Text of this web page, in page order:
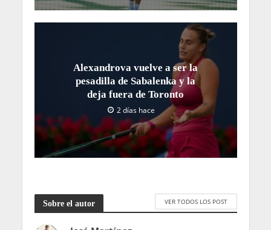
Alexandrova vuelve a ser la
pesadilla de Sabalenka y la
deja fuera de Toronto
2 días hace
Sobre el autor VER TODOS LOS POST